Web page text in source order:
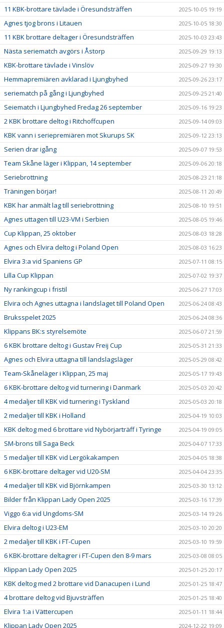
11 KBK-brottare tävlade i Öresundsträffen 2025-10-05 19:19
Agnes tjog brons i Litauen 2025-10-05 18:30
11 KBK brottare deltager i Öresundsträffen 2025-10-03 23:43
Nästa seriematch avgörs i Åstorp 2025-09-29 19:13
KBK-brottare tävlade i Vinslöv 2025-09-27 19:30
Hemmapremiären avklarad i Ljungbyhed 2025-09-26 23:17
seriematch på gång i Ljungbyhed 2025-09-25 21:40
Seiematch i Ljungbyhed Fredag 26 september 2025-09-16 19:23
2 KBK brottare deltog i Ritchoffcupen 2025-09-14 09:03
KBK vann i seriepremiären mot Skurups SK 2025-09-12 23:13
Serien drar igång 2025-09-07 19:53
Team Skåne läger i Klippan, 14 september 2025-09-06 20:18
Seriebrottning 2025-08-23 21:18
Träningen börjar! 2025-08-11 20:49
KBK har anmält lag till seriebrottning 2025-08-10 19:51
Agnes uttagen till U23-VM i Serbien 2025-08-05 19:46
Cup Klippan, 25 oktober 2025-08-03 18:28
Agnes och Elvira deltog i Poland Open 2025-08-03 16:23
Elvira 3:a vid Spaniens GP 2025-07-11 08:15
Lilla Cup Klippan 2025-07-02 19:37
Ny rankingcup i fristil 2025-06-27 17:03
Elvira och Agnes uttagna i landslaget till Poland Open 2025-06-24 08:43
Bruksspelet 2025 2025-06-24 08:36
Klippans BK:s styrelsemöte 2025-06-07 21:59
6 KBK brottare deltog i Gustav Freij Cup 2025-05-31 21:33
Agnes och Elvira uttagna till landslagsläger 2025-05-29 08:42
Team-Skåneläger i Klippan, 25 maj 2025-05-17 19:43
6 KBK-brottare deltog vid turnering i Danmark 2025-05-03 20:42
4 medaljer till KBK vid turnering i Tyskland 2025-05-03 20:18
2 medaljer till KBK i Holland 2025-04-19 10:03
KBK deltog med 6 brottare vid Nybörjarträff i Tyringe 2025-04-19 09:05
SM-brons till Saga Beck 2025-04-07 17:33
5 medaljer till KBK vid Lergökakampen 2025-04-05 18:38
6 KBK-brottare deltager vid U20-SM 2025-04-04 23:35
4 medaljer till KBK vid Björnkampen 2025-03-30 13:12
Bilder från Klippan Lady Open 2025 2025-03-16 17:39
Viggo 6:a vid Ungdoms-SM 2025-03-14 19:26
Elvira deltog i U23-EM 2025-03-10 20:20
2 medaljer till KBK i FT-Cupen 2025-03-10 19:59
6 KBK-brottare deltagrer i FT-Cupen den 8-9 mars 2025-03-08 08:05
Klippan Lady Open 2025 2025-01-25 20:17
KBK deltog med 2 brottare vid Danacupen i Lund 2025-01-25 18:47
4 brottare deltog vid Bjuvsträffen 2025-01-25 18:40
Elvira 1:a i Vättercupen 2025-01-11 18:44
Klippan Lady Open 2025 2024-12-22 19:09